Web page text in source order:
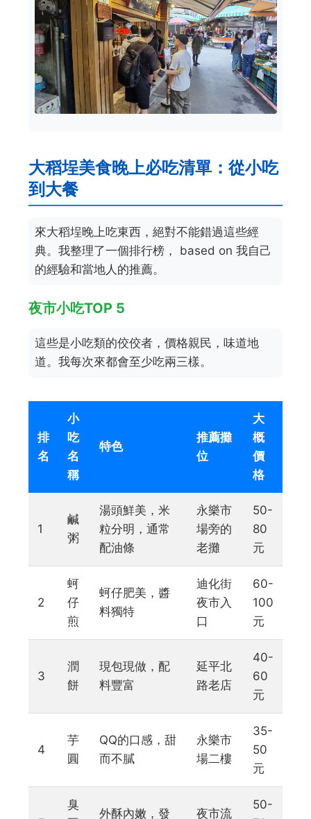
大稻埕美食晚上必吃清單：從小吃
到大餐
來大稻埕晚上吃東西，絕對不能錯過這些經
典。我整理了一個排行榜， based on 我自己
的經驗和當地人的推薦。
夜市小吃TOP 5
這些是小吃類的佼佼者，價格親民，味道地
道。我每次來都會至少吃兩三樣。
排
名
小
吃
名
稱
特色
推薦攤
位
大
概
價
格
1
鹹
粥
湯頭鮮美，米
粒分明，通常
配油條
永樂市
場旁的
老攤
50-
80
元
2
蚵
仔
煎
蚵仔肥美，醬
料獨特
迪化街
夜市入
口
60-
100
元
3
潤
餅
現包現做，配
料豐富
延平北
路老店
40-
60
元
4
芋
圓
QQ的口感，甜
而不膩
永樂市
場二樓
35-
50
元
臭
外酥內嫩，發 夜市流
50-